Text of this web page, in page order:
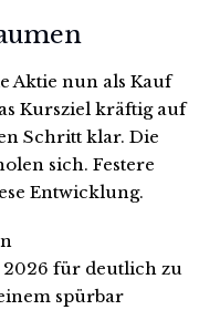
Aktie nun als Kauf
Kursziel kräftig auf
Schritt klar. Die
sich. Festere
Entwicklung.
2026 für deutlich zu
spürbar